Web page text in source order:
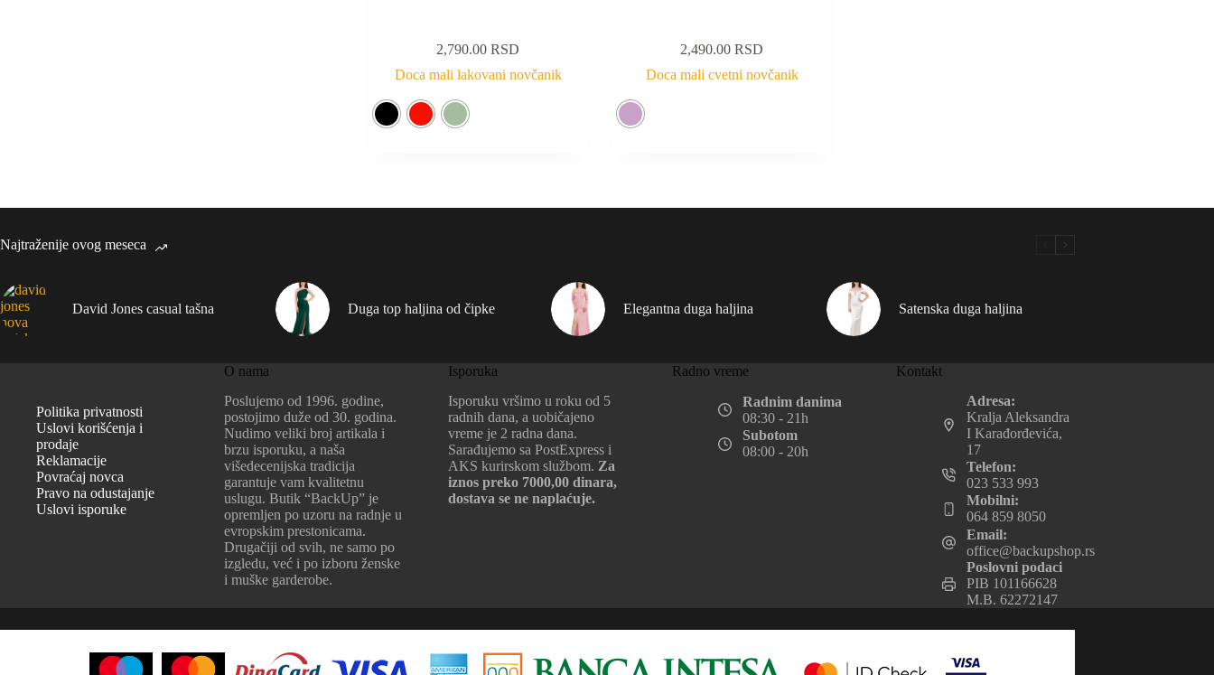
2,790.00RSD
Doca mali lakovani novčanik
2,490.00RSD
Doca mali cvetni novčanik
Najtraženije ovog meseca
David Jones casual tašna Duga top haljina od čipke Elegantna duga haljina Satenska duga haljina
Politika privatnosti
Uslovi korišćenja i
prodaje
Reklamacije
Povraćaj novca
Pravo na odustajanje
Uslovi isporuke
O nama
Poslujemo od 1996. godine,
postojimo duže od 30. godina.
Nudimo veliki broj artikala i
brzu isporuku, a naša
višedecenijska tradicija
garantuje vam kvalitetnu
uslugu. Butik “BackUp” je
opremljen po uzoru na radnje u
evropskim prestonicama.
Drugačiji od svih, ne samo po
izgledu, već i po izboru ženske
i muške garderobe.
Isporuka
Isporuku vršimo u roku od 5
radnih dana, a uobičajeno
vreme je 2 radna dana.
Sarađujemo sa PostExpress i
AKS kurirskom službom. Za
iznos preko 7000,00 dinara,
dostava se ne naplaćuje.
Radno vreme
Radnim danima
08:30 - 21h
Subotom
08:00 - 20h
Kontakt
Adresa:
Kralja Aleksandra
I Karađorđevića,
17
Telefon:
023 533 993
Mobilni:
064 859 8050
Email:
office@backupshop.rs
Poslovni podaci
PIB 101166628
M.B. 62272147